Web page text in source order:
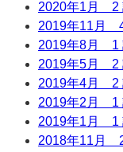
2020年1月 2
2019年11月
2019年8月 1
2019年5月 2
2019年4月 2
2019年2月 1
2019年1月 1
2018年11月